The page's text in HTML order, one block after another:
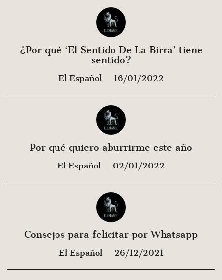
¿Por qué ‘El Sentido De La Birra’ tiene
sentido?
El Español 16/01/2022
Por qué quiero aburrirme este año
El Español 02/01/2022
Consejos para felicitar por Whatsapp
El Español 26/12/2021